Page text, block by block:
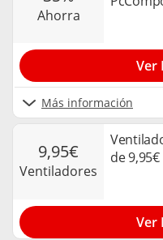
ahorra
Más información
Ver
9,95€
ventiladores
de
Ver